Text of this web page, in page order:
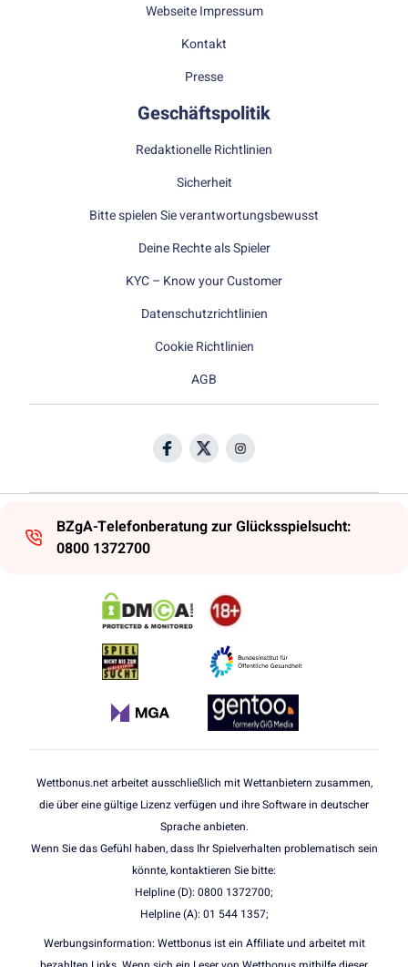
Webseite Impressum
Kontakt
Presse
Geschäftspolitik
Redaktionelle Richtlinien
Sicherheit
Bitte spielen Sie verantwortungsbewusst
Deine Rechte als Spieler
KYC – Know your Customer
Datenschutzrichtlinien
Cookie Richtlinien
AGB
BZgA-Telefonberatung zur Glücksspielsucht:
0800 1372700
Wettbonus.net arbeitet ausschließlich mit Wettanbietern zusammen,
die über eine gültige Lizenz verfügen und ihre Software in deutscher
Sprache anbieten.
Wenn Sie das Gefühl haben, dass Ihr Spielverhalten problematisch sein
könnte, kontaktieren Sie bitte:
Helpline (D): 0800 1372700;
Helpline (A): 01 544 1357;
Werbungsinformation: Wettbonus ist ein Affiliate und arbeitet mit